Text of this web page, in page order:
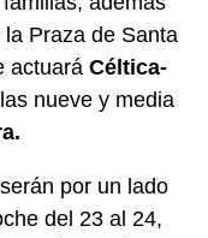
la Praza de Santa
actuará Céltica-
nueve y media
por un lado
del 23 al 24,